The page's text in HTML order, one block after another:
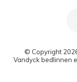
© Copyright
Vandyck bedlinnen